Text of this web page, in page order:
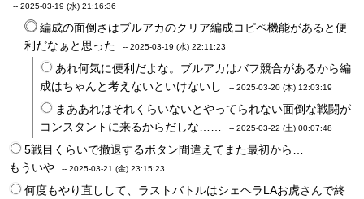
-- 2025-03-19 (水) 21:16:36
編成の面倒さはブルアカのクリア編成コピペ機能があると便
利だなぁと思った
-- 2025-03-19 (水) 22:11:23
あれ何気に便利だよな。ブルアカはバフ競合があるから編
成はちゃんと考えないといけないし
-- 2025-03-20 (木) 12:03:19
まああれはそれくらいないとやってられない面倒な戦闘が
コンスタントに来るからだしな……
-- 2025-03-22 (土) 00:07:48
5戦目くらいで撤退するボタン間違えてまた最初から…
もういや
-- 2025-03-21 (金) 23:15:23
何度もやり直しして、ラストバトルはシェヘラLAお虎さんで終